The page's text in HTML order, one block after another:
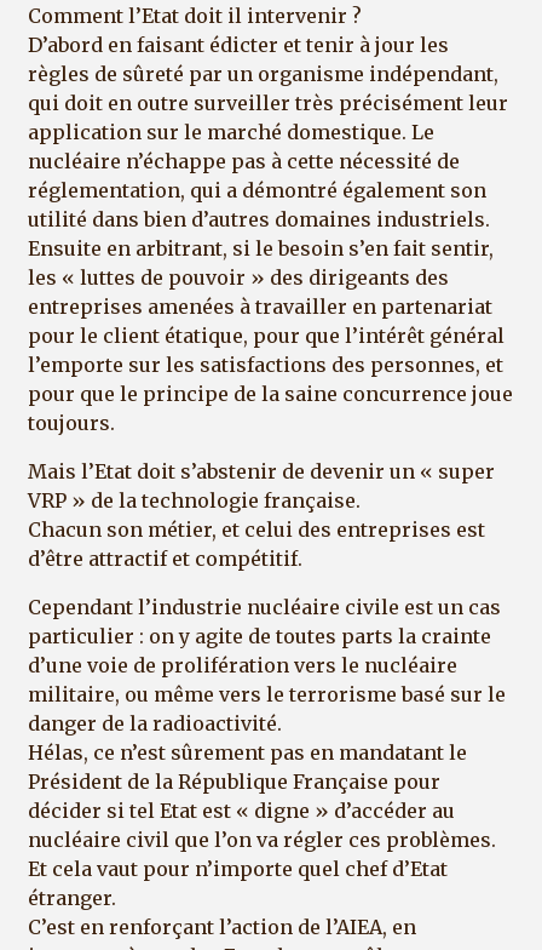
Comment l’Etat doit il intervenir ?
D’abord en faisant édicter et tenir à jour les
règles de sûreté par un organisme indépendant,
qui doit en outre surveiller très précisément leur
application sur le marché domestique. Le
nucléaire n’échappe pas à cette nécessité de
réglementation, qui a démontré également son
utilité dans bien d’autres domaines industriels.
Ensuite en arbitrant, si le besoin s’en fait sentir,
les « luttes de pouvoir » des dirigeants des
entreprises amenées à travailler en partenariat
pour le client étatique, pour que l’intérêt général
l’emporte sur les satisfactions des personnes, et
pour que le principe de la saine concurrence joue
toujours.
Mais l’Etat doit s’abstenir de devenir un « super
VRP » de la technologie française.
Chacun son métier, et celui des entreprises est
d’être attractif et compétitif.
Cependant l’industrie nucléaire civile est un cas
particulier : on y agite de toutes parts la crainte
d’une voie de prolifération vers le nucléaire
militaire, ou même vers le terrorisme basé sur le
danger de la radioactivité.
Hélas, ce n’est sûrement pas en mandatant le
Président de la République Française pour
décider si tel Etat est « digne » d’accéder au
nucléaire civil que l’on va régler ces problèmes.
Et cela vaut pour n’importe quel chef d’Etat
étranger.
C’est en renforçant l’action de l’AIEA, en